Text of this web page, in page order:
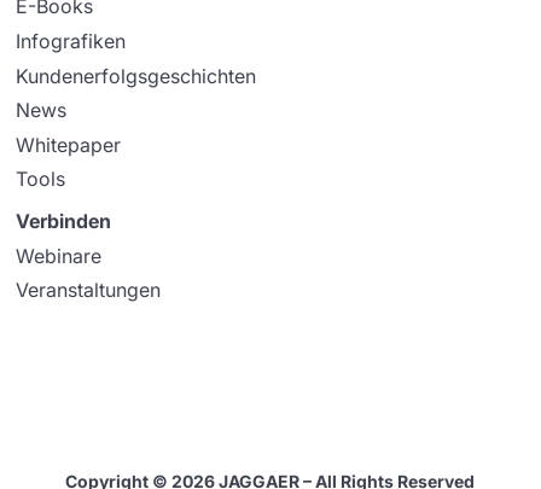
E-Books
Infografiken
Kundenerfolgsgeschichten
News
Whitepaper
Tools
Verbinden
Webinare
Veranstaltungen
Copyright © 2026 JAGGAER – All Rights Reserved